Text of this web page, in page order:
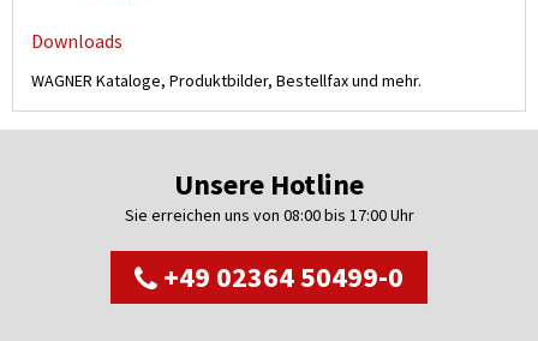
Downloads
WAGNER Kataloge, Produktbilder, Bestellfax und mehr.
Unsere Hotline
Sie erreichen uns von 08:00 bis 17:00 Uhr
+49 02364 50499-0